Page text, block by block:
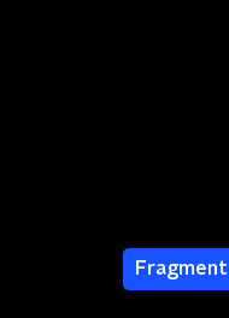
Fragment